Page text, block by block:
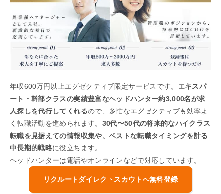
年収600万円以上エグゼクティブ限定サービスです。 エキスパ
ート・幹部クラスの実績豊富なヘッドハンター約3,000名が求
人探しを代行してくれるので、多忙なエグゼクティブも効率よ
く転職活動を進められます。 30代〜50代の将来的なハイクラス
転職を見据えての情報収集や、ベストな転職タイミングを計る
中長期的戦略に役立ちます。
ヘッドハンターは電話やオンラインなどで対応しています。
リクルートダイレクトスカウトへ無料登録